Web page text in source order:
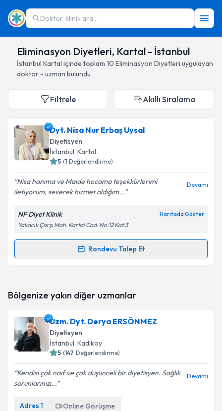
Doktor, klinik ara...
Eliminasyon Diyetleri, Kartal - İstanbul
İstanbul Kartal içinde toplam 10 Eliminasyon Diyetleri uygulayan
doktor - uzman bulundu
Filtrele Akıllı Sıralama
Dyt. Nisa Nur Erbaş Uysal
Diyetisyen
İstanbul, Kartal
5 (1 Değerlendirme)
Nisa hanıma ve Maide hocama teşekkürlerimi
iletiyorum, severek hizmet aldığım...
Devamı
NF Diyet Klinik Haritada Göster
Yakacık Çarşı Mah. Kartal Cad. No:12 Kat:3
Randevu Talep Et
Randevu Takvimi Talebi
oluşturun. Size bu uzmandan randevu almanız için bir
E-posta Adresiniz
Kişisel verilerimin işlenmesine ilişkinAydınlatma
Metni
Bölgenize yakın diğer uzmanlar
Uzm. Dyt. Derya ERSÖNMEZ
Diyetisyen
İstanbul, Kadıköy
5 (147 Değerlendirme)
Kendisi çok naif ve çok düşünceli bir diyetisyen. Sağlık
sorunlarınızı...
Devamı
Adres 1 Online Görüşme